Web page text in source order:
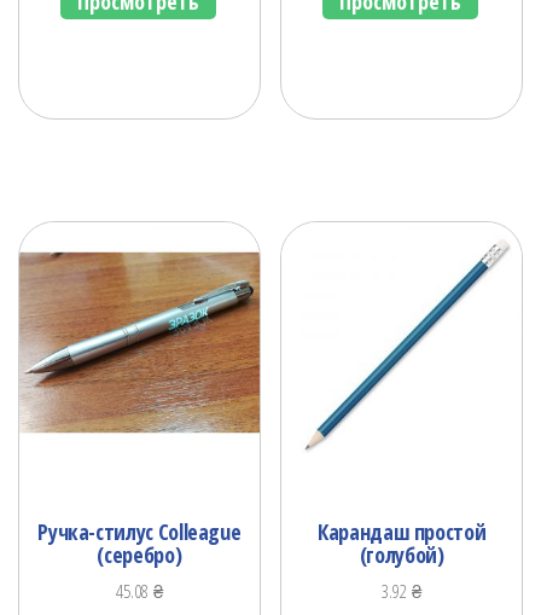
Ручка-стилус Colleague
(серебро)
45.08 ₴
Карандаш простой
(голубой)
3.92₴